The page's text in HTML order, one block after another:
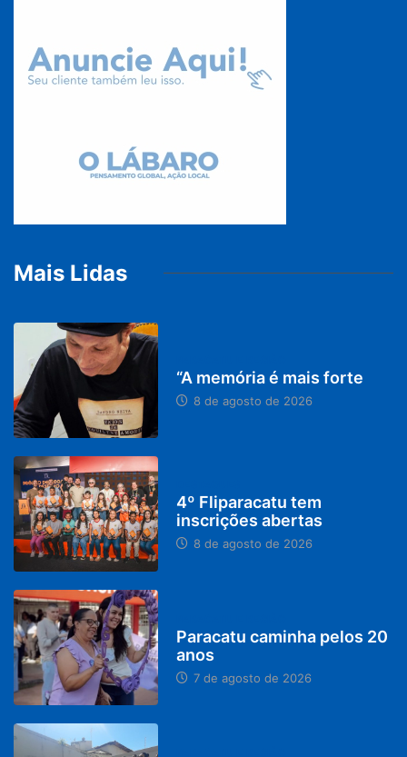
Mais Lidas
“A memória é mais forte
8 de agosto de 2026
4º Fliparacatu tem
inscrições abertas
8 de agosto de 2026
Paracatu caminha pelos 20
anos
7 de agosto de 2026